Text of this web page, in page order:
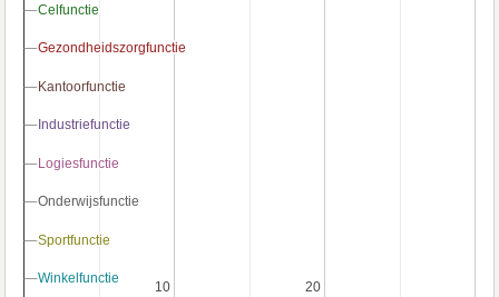
10
10 20
20
Celfunctie
Celfunctie
Gezondheidszorgfunctie
Gezondheidszorgfunctie
Kantoorfunctie
Kantoorfunctie
Industriefunctie
Industriefunctie
Logiesfunctie
Logiesfunctie
Onderwijsfunctie
Onderwijsfunctie
Sportfunctie
Sportfunctie
Winkelfunctie
Winkelfunctie